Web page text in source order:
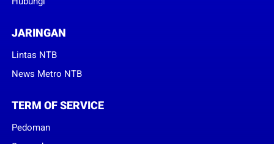
JARINGAN
Lintas NTB
News Metro NTB
TERM OF SERVICE
Pedoman